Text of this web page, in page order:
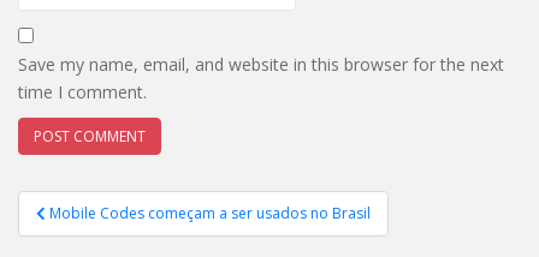
Save my name, email, and website in this browser for the next
time I comment.
Post
navigation
Mobile Codes começam a ser usados no Brasil